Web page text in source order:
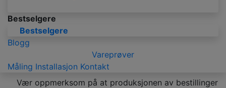
Bestselgere
Bestselgere
Blogg
Vareprøver
Måling Installasjon Kontakt
Vær oppmerksom på at produksjonen av bestillinger